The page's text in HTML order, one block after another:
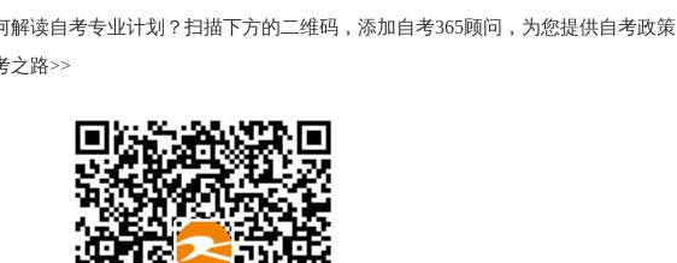
解读自考专业计划？扫描下方的二维码，添加自考365顾问，为您提供自考政策
之路>>